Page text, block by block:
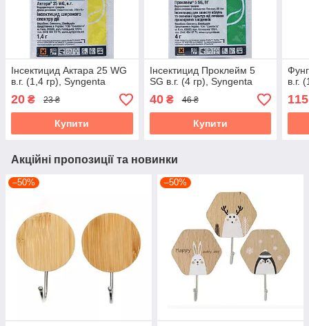
Інсектицид Актара 25 WG
в.г. (1,4 гр), Syngenta
20 ₴ 23 ₴
Купити
Інсектицид Проклейм 5
SG в.г. (4 гр), Syngenta
40₴ 46 ₴
Купити
в.г.
115
Акційні пропозиції та новинки
–50% –50%